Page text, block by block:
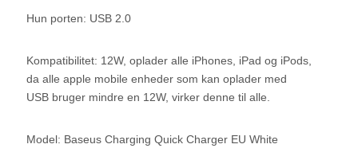
Hun porten: USB 2.0
Kompatibilitet: 12W, oplader alle iPhones, iPad og iPods,
da alle apple mobile enheder som kan oplader med
USB bruger mindre en 12W, virker denne til alle.
Model: Baseus Charging Quick Charger EU White